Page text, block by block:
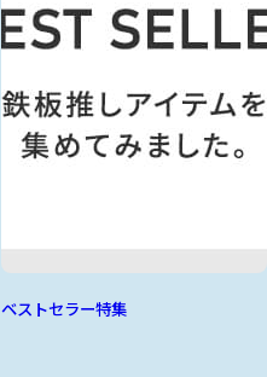
ベストセラー特集